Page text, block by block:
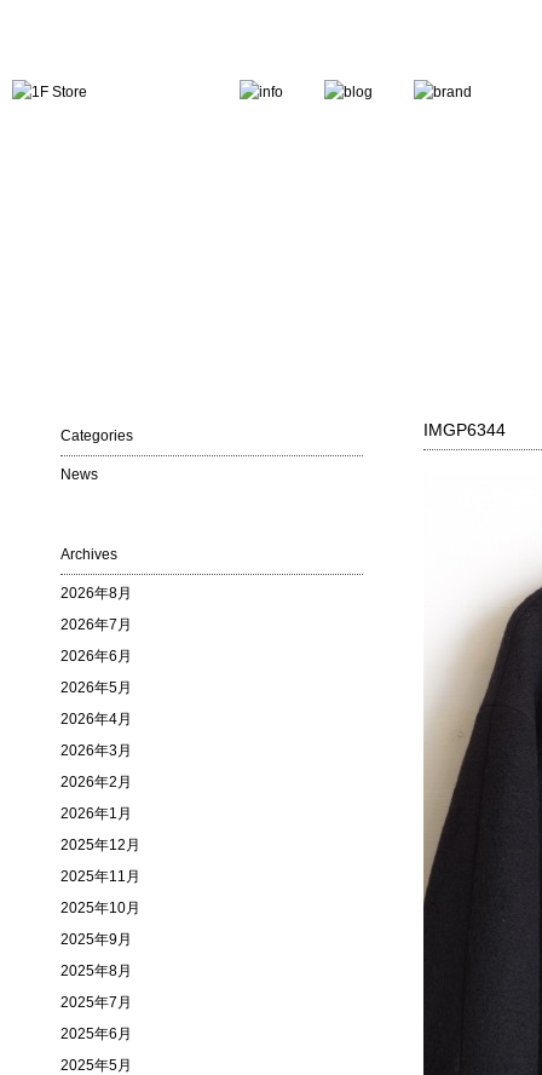
IMGP6344
Categories
News
Archives
2026年8月
2026年7月
2026年6月
2026年5月
2026年4月
2026年3月
2026年2月
2026年1月
2025年12月
2025年11月
2025年10月
2025年9月
2025年8月
2025年7月
2025年6月
2025年5月